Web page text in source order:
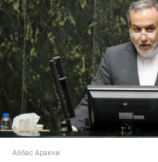
Аббас Аракчи